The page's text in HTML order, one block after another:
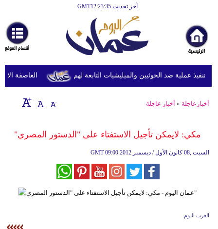
آخر تحديث GMT12:23:35
أخبارعاجلة
رياضة
ثقافة
إقتصاد
وموسيقى
وتغذية
وسفر
العاصفة عملية ضد الحوثيين والميليشيات التابعة لهم
أخبارعاجلة » أخبار عاجلة
مكي: لايمكن تأجيل الاستفتاء على "الدستور المصري"
GMT 09:00 2012 السبت ,08 كانون الأول / ديسمبر
العرب اليوم